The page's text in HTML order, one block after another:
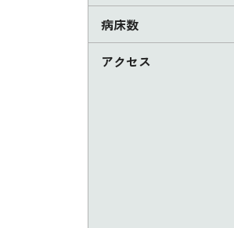
病床数
アクセス